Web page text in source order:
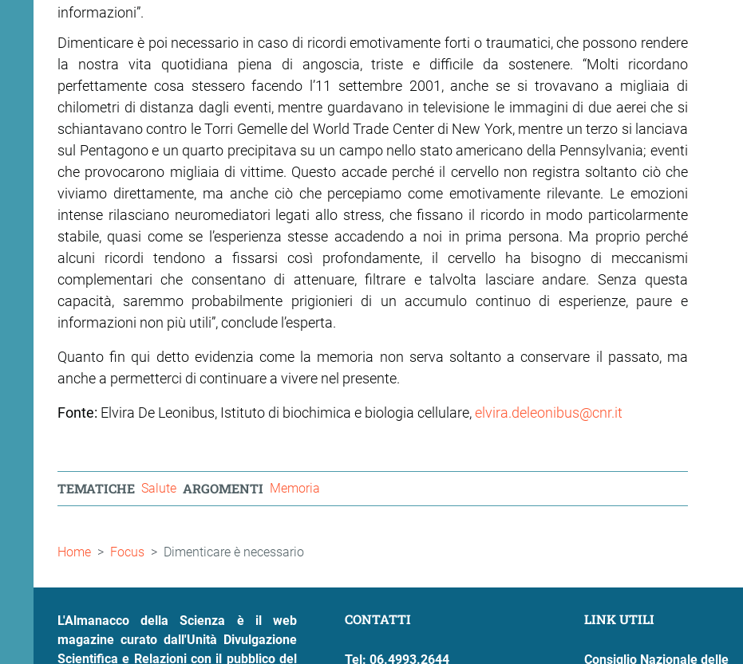
informazioni”.
Dimenticare è poi necessario in caso di ricordi emotivamente forti o traumatici, che possono rendere
la nostra vita quotidiana piena di angoscia, triste e difficile da sostenere. “Molti ricordano
perfettamente cosa stessero facendo l’11 settembre 2001, anche se si trovavano a migliaia di
chilometri di distanza dagli eventi, mentre guardavano in televisione le immagini di due aerei che si
schiantavano contro le Torri Gemelle del World Trade Center di New York, mentre un terzo si lanciava
sul Pentagono e un quarto precipitava su un campo nello stato americano della Pennsylvania; eventi
che provocarono migliaia di vittime. Questo accade perché il cervello non registra soltanto ciò che
viviamo direttamente, ma anche ciò che percepiamo come emotivamente rilevante. Le emozioni
intense rilasciano neuromediatori legati allo stress, che fissano il ricordo in modo particolarmente
stabile, quasi come se l’esperienza stesse accadendo a noi in prima persona. Ma proprio perché
alcuni ricordi tendono a fissarsi così profondamente, il cervello ha bisogno di meccanismi
complementari che consentano di attenuare, filtrare e talvolta lasciare andare. Senza questa
capacità, saremmo probabilmente prigionieri di un accumulo continuo di esperienze, paure e
informazioni non più utili”, conclude l’esperta.
Quanto fin qui detto evidenzia come la memoria non serva soltanto a conservare il passato, ma
anche a permetterci di continuare a vivere nel presente.
Fonte: Elvira De Leonibus, Istituto di biochimica e biologia cellulare,elvira.deleonibus@cnr.it
TEMATICHE Salute ARGOMENTI Memoria
Briciole
Home Focus Dimenticare è necessario
L'Almanacco della Scienza è il web
magazine curato dall'Unità Divulgazione
Scientifica e Relazioni con il pubblico del
CONTATTI
Tel: 06.4993.2644
LINK UTILI
Consiglio Nazionale delle